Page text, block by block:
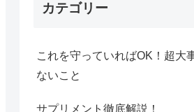
カテゴリー
これを守っていればOK！超大
ないこと
サプリメント徹底解説！